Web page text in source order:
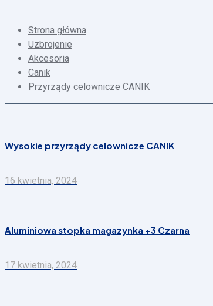
Strona główna
Uzbrojenie
Akcesoria
Canik
Przyrządy celownicze CANIK
Wysokie przyrządy celownicze CANIK
16 kwietnia, 2024
Aluminiowa stopka magazynka +3 Czarna
17 kwietnia, 2024